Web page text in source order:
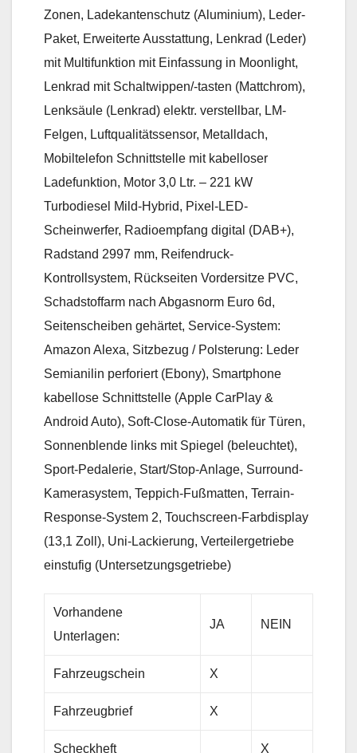
Zonen, Ladekantenschutz (Aluminium), Leder-
Paket, Erweiterte Ausstattung, Lenkrad (Leder)
mit Multifunktion mit Einfassung in Moonlight,
Lenkrad mit Schaltwippen/-tasten (Mattchrom),
Lenksäule (Lenkrad) elektr. verstellbar, LM-
Felgen, Luftqualitätssensor, Metalldach,
Mobiltelefon Schnittstelle mit kabelloser
Ladefunktion, Motor 3,0 Ltr. – 221 kW
Turbodiesel Mild-Hybrid, Pixel-LED-
Scheinwerfer, Radioempfang digital (DAB+),
Radstand 2997 mm, Reifendruck-
Kontrollsystem, Rückseiten Vordersitze PVC,
Schadstoffarm nach Abgasnorm Euro 6d,
Seitenscheiben gehärtet, Service-System:
Amazon Alexa, Sitzbezug / Polsterung: Leder
Semianilin perforiert (Ebony), Smartphone
kabellose Schnittstelle (Apple CarPlay &
Android Auto), Soft-Close-Automatik für Türen,
Sonnenblende links mit Spiegel (beleuchtet),
Sport-Pedalerie, Start/Stop-Anlage, Surround-
Kamerasystem, Teppich-Fußmatten, Terrain-
Response-System 2, Touchscreen-Farbdisplay
(13,1 Zoll), Uni-Lackierung, Verteilergetriebe
einstufig (Untersetzungsgetriebe)
Vorhandene
Unterlagen:
JA NEIN
Fahrzeugschein X
Fahrzeugbrief X
Scheckheft X